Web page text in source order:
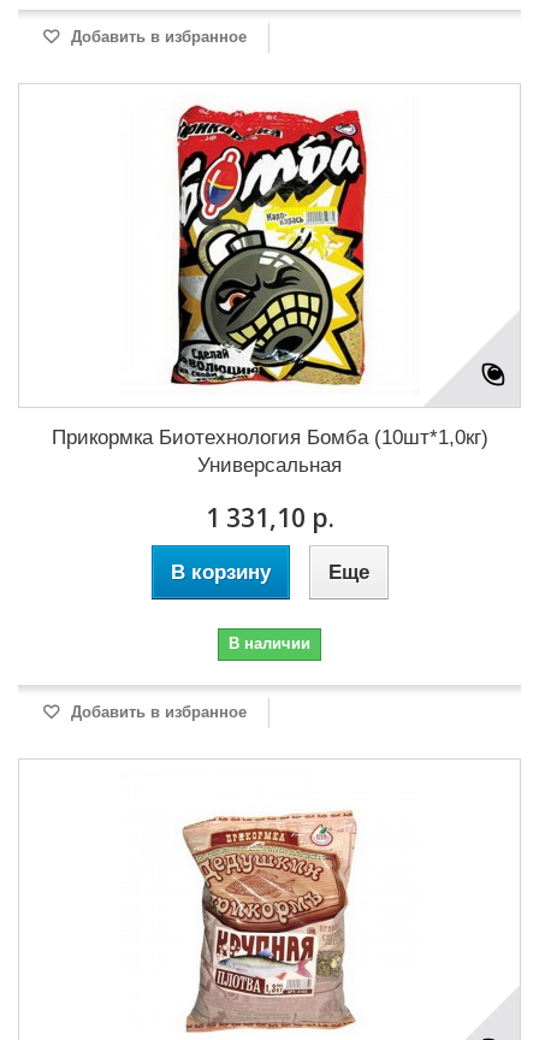
Добавить в избранное
Прикормка Биотехнология Бомба (10шт*1,0кг)
Универсальная
1 331,10 р.
В корзину Еще
В наличии
Добавить в избранное